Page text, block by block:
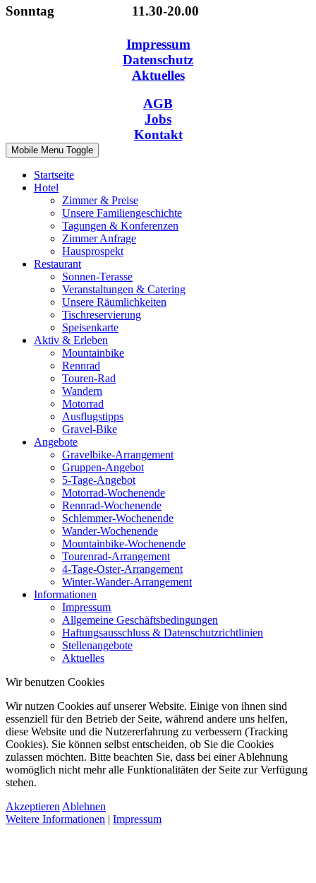
Sonntag 11.30-20.00
Impressum
Datenschutz
Aktuelles
AGB
Jobs
Kontakt
Mobile Menu Toggle
Startseite
Hotel
Zimmer & Preise
Unsere Familiengeschichte
Tagungen & Konferenzen
Zimmer Anfrage
Hausprospekt
Restaurant
Sonnen-Terasse
Veranstaltungen & Catering
Unsere Räumlichkeiten
Tischreservierung
Speisenkarte
Aktiv & Erleben
Mountainbike
Rennrad
Touren-Rad
Wandern
Motorrad
Ausflugstipps
Gravel-Bike
Angebote
Gravelbike-Arrangement
Gruppen-Angebot
5-Tage-Angebot
Motorrad-Wochenende
Rennrad-Wochenende
Schlemmer-Wochenende
Wander-Wochenende
Mountainbike-Wochenende
Tourenrad-Arrangement
4-Tage-Oster-Arrangement
Winter-Wander-Arrangement
Informationen
Impressum
Allgemeine Geschäftsbedingungen
Haftungsausschluss & Datenschutzrichtlinien
Stellenangebote
Aktuelles
Wir benutzen Cookies
Wir nutzen Cookies auf unserer Website. Einige von ihnen sind
essenziell für den Betrieb der Seite, während andere uns helfen,
diese Website und die Nutzererfahrung zu verbessern (Tracking
Cookies). Sie können selbst entscheiden, ob Sie die Cookies
zulassen möchten. Bitte beachten Sie, dass bei einer Ablehnung
womöglich nicht mehr alle Funktionalitäten der Seite zur Verfügung
stehen.
Akzeptieren Ablehnen
Weitere Informationen | Impressum